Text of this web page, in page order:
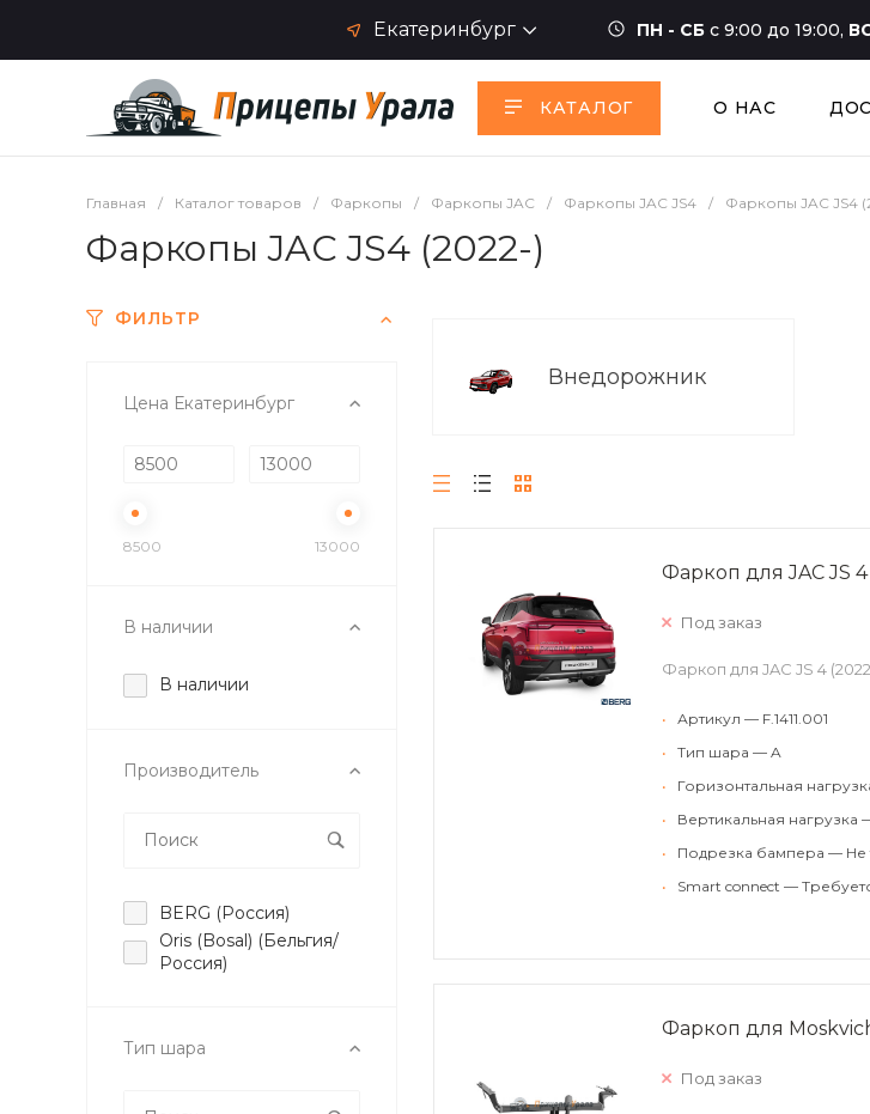
Екатеринбург ПН - СБ с 9:00 до 19:00,
КАТАЛОГ О НАС
Главная / Каталог товаров / Фаркопы / Фаркопы JAC / Фаркопы JAC JS4 / Фаркопы JAC JS4
Фаркопы JAC JS4 (2022-)
ФИЛЬТР
Цена Екатеринбург
8500 13000
В наличии
В наличии
Производитель
BERG (Россия)
Oris (Bosal) (Бельгия/
Россия)
Тип шара
Внедорожник
Фаркоп для JAC JS 4
Под заказ
Фаркоп для JAC JS 4
•
Артикул — F.1411.001
•
Тип шара — A
•
Горизонтальная
•
Вертикальная нагрузка
•
Подрезка бампера — Не
•
Smart connect —
Фаркоп для
Под заказ